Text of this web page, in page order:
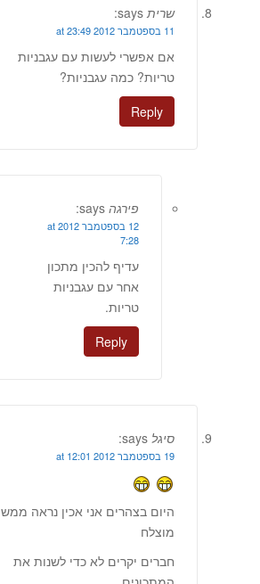
שרית says:
11 בספטמבר 2012 at 23:49
אם אפשרי לעשות עם עגבניות
טריות? כמה עגבניות?
Reply
פירגה says:
12 בספטמבר 2012 at
7:28
עדיף להכין מתכון
אחר עם עגבניות
טריות.
Reply
סיגל says:
19 בספטמבר 2012 at 12:01
היום בצהרים אני אכין נראה ממש
מוצלח
חברים יקרים לא כדי לשנות את